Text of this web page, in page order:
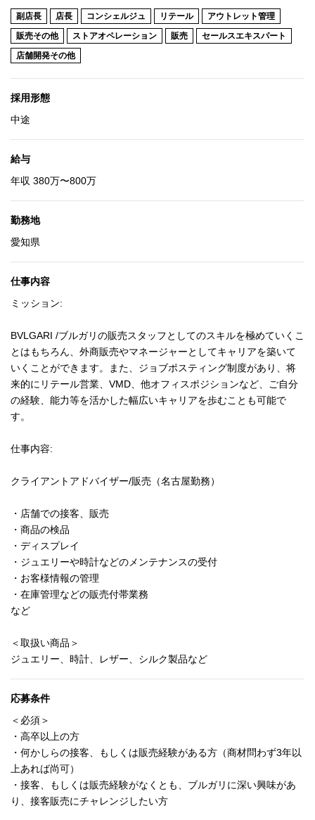
副店長 店長 コンシェルジュ リテール
アウトレット管理
販売その他
ストアオペレーション 販売
セールスエキスパート
店舗開発その他
採用形態
中途
給与
年収 380万〜800万
勤務地
愛知県
仕事内容
ミッション:
BVLGARI /ブルガリの販売スタッフとしてのスキルを極めていくこ
とはもちろん、外商販売やマネージャーとしてキャリアを築いて
いくことができます。また、ジョブポスティング制度があり、将
来的にリテール営業、VMD、他オフィスポジションなど、ご自分
の経験、能力等を活かした幅広いキャリアを歩むことも可能で
す。
仕事内容:
クライアントアドバイザー/販売（名古屋勤務）
・店舗での接客、販売
・商品の検品
・ディスプレイ
・ジュエリーや時計などのメンテナンスの受付
・お客様情報の管理
・在庫管理などの販売付帯業務
など
＜取扱い商品＞
ジュエリー、時計、レザー、シルク製品など
応募条件
＜必須＞
・高卒以上の方
・何かしらの接客、もしくは販売経験がある方（商材問わず3年以
上あれば尚可）
・接客、もしくは販売経験がなくとも、ブルガリに深い興味があ
り、接客販売にチャレンジしたい方